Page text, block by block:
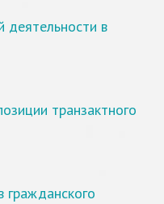
деятельности в
транзактного